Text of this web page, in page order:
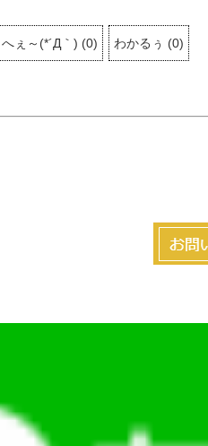
へぇ～(*´Д｀) (0) わかるぅ (0)